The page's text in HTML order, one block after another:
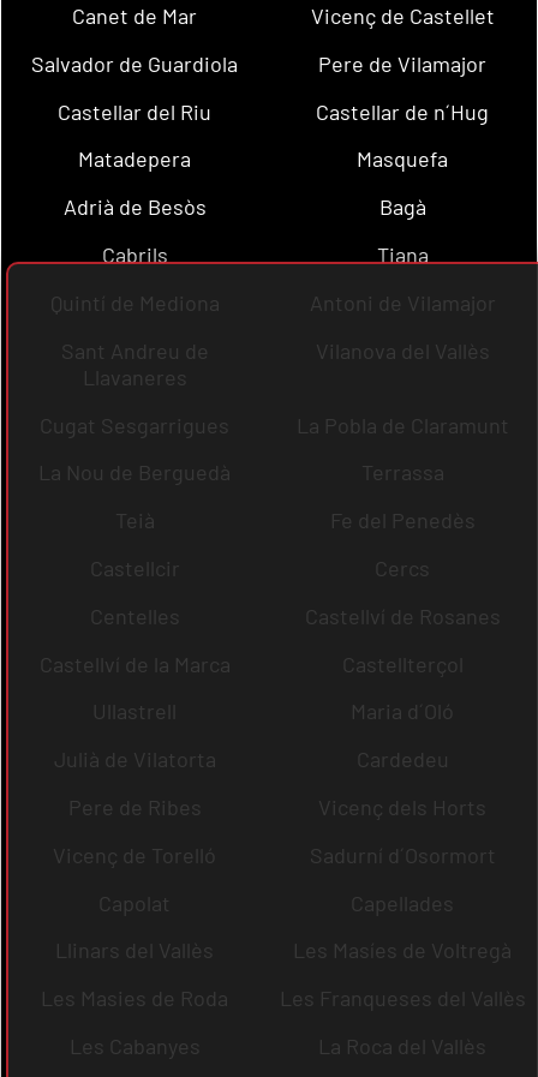
Canet de Mar
Vicenç de Castellet
Salvador de Guardiola
Pere de Vilamajor
Castellar del Riu
Castellar de n´Hug
Matadepera
Masquefa
Adrià de Besòs
Bagà
Cabrils
Tiana
Quintí de Mediona
Antoni de Vilamajor
Sant Andreu de
Llavaneres
Vilanova del Vallès
Cugat Sesgarrigues
La Pobla de Claramunt
La Nou de Berguedà
Terrassa
Teià
Fe del Penedès
Castellcir
Cercs
Centelles
Castellví de Rosanes
Castellví de la Marca
Castellterçol
Ullastrell
Maria d´Oló
Julià de Vilatorta
Cardedeu
Pere de Ribes
Vicenç dels Horts
Vicenç de Torelló
Sadurní d´Osormort
Capolat
Capellades
Llinars del Vallès
Les Masíes de Voltregà
Les Masies de Roda
Les Franqueses del Vallès
Les Cabanyes
La Roca del Vallès